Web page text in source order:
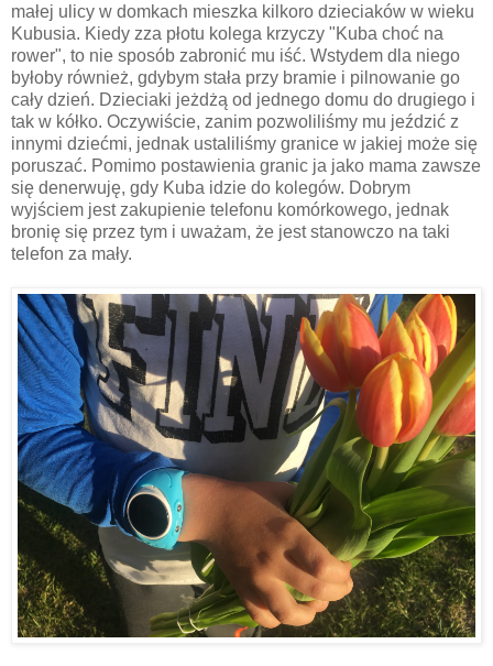
małej ulicy w domkach mieszka kilkoro dzieciaków w wieku
Kubusia. Kiedy zza płotu kolega krzyczy "Kuba choć na
rower", to nie sposób zabronić mu iść. Wstydem dla niego
byłoby również, gdybym stała przy bramie i pilnowanie go
cały dzień. Dzieciaki jeżdżą od jednego domu do drugiego i
tak w kółko. Oczywiście, zanim pozwoliliśmy mu jeździć z
innymi dziećmi, jednak ustaliliśmy granice w jakiej może się
poruszać. Pomimo postawienia granic ja jako mama zawsze
się denerwuję, gdy Kuba idzie do kolegów. Dobrym
wyjściem jest zakupienie telefonu komórkowego, jednak
bronię się przez tym i uważam, że jest stanowczo na taki
telefon za mały.